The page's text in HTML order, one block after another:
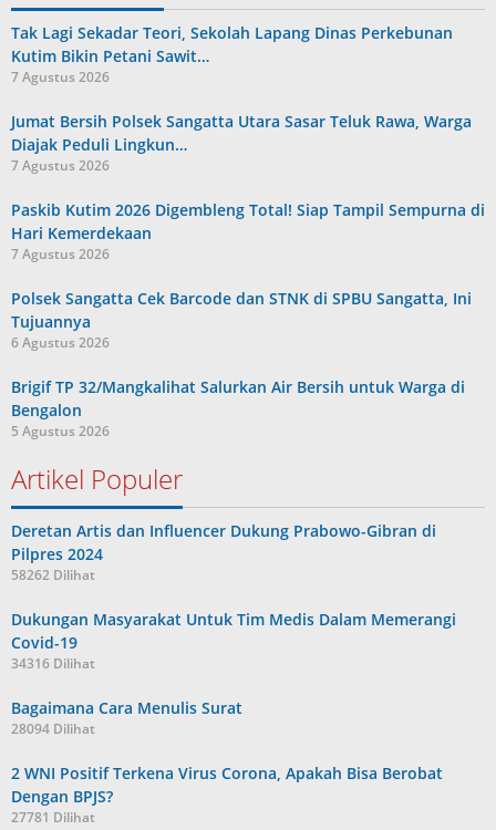
Tak Lagi Sekadar Teori, Sekolah Lapang Dinas Perkebunan
Kutim Bikin Petani Sawit…
7 Agustus 2026
Jumat Bersih Polsek Sangatta Utara Sasar Teluk Rawa, Warga
Diajak Peduli Lingkun…
7 Agustus 2026
Paskib Kutim 2026 Digembleng Total! Siap Tampil Sempurna di
Hari Kemerdekaan
7 Agustus 2026
Polsek Sangatta Cek Barcode dan STNK di SPBU Sangatta, Ini
Tujuannya
6 Agustus 2026
Brigif TP 32/Mangkalihat Salurkan Air Bersih untuk Warga di
Bengalon
5 Agustus 2026
Artikel Populer
Deretan Artis dan Influencer Dukung Prabowo-Gibran di
Pilpres 2024
58262 Dilihat
Dukungan Masyarakat Untuk Tim Medis Dalam Memerangi
Covid-19
34316 Dilihat
Bagaimana Cara Menulis Surat
28094 Dilihat
2 WNI Positif Terkena Virus Corona, Apakah Bisa Berobat
Dengan BPJS?
27781 Dilihat